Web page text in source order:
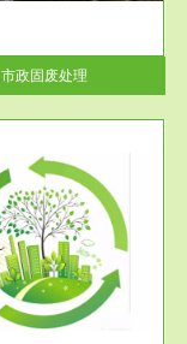
市政固废处理